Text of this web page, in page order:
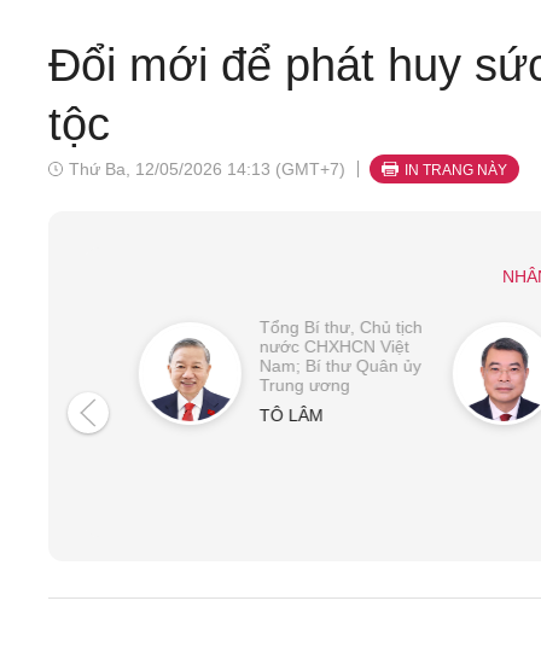
Đổi mới để phát huy
tộc
Thứ Ba, 12/05/2026 14:13 (GMT+7) IN TRANG NÀY
Tổng Bí thư, Chủ tịch
nước CHXHCN Việt
Nam; Bí thư Quân ủy
Trung ương
TÔ LÂM